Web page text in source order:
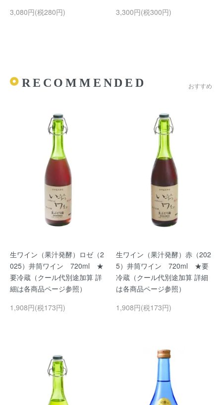
3,080円(税280円)
3,300円(税300円)
RECOMMENDED おすすめ
生ワイン（果汁発酵）ロゼ（2
025）井筒ワイン 720ml ★
要冷蔵（クール代別途加算 詳
細は各商品ページ参照）
1,908円(税173円)
生ワイン（果汁発酵）赤（202
5）井筒ワイン 720ml ★要
冷蔵（クール代別途加算 詳細
は各商品ページ参照）
1,908円(税173円)